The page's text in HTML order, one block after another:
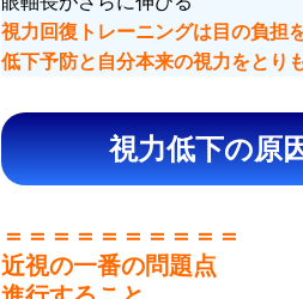
視力回復トレーニングは目の負担
低下予防と自分本来の視力をとり
視力低下の原
＝＝＝＝＝＝＝＝＝＝
近視の一番の問題点